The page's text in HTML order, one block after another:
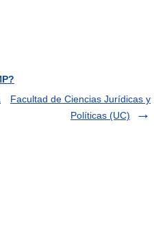
Facultad de Ciencias Jurídicas y
Políticas (UC)